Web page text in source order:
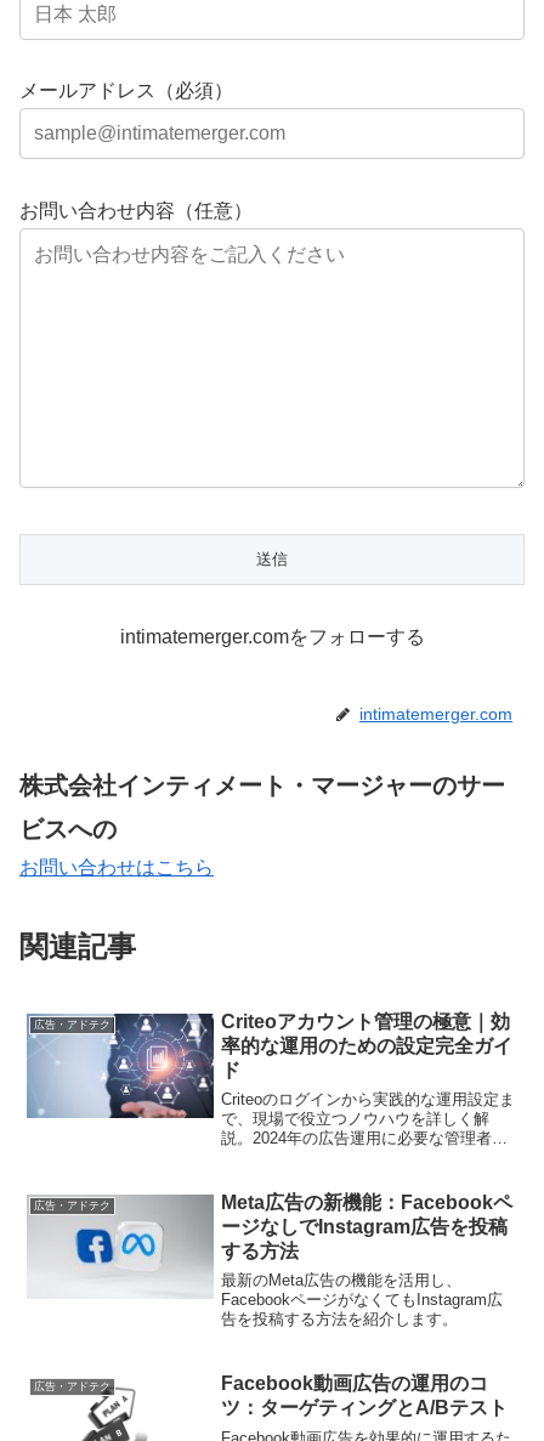
メールアドレス（必須）
お問い合わせ内容（任意）
intimatemerger.comをフォローする
intimatemerger.com
株式会社インティメート・マージャーのサー
ビスへの
お問い合わせはこちら
関連記事
広告・アドテク
Criteoアカウント管理の極意｜効
率的な運用のための設定完全ガイ
ド
Criteoのログインから実践的な運用設定ま
で、現場で役立つノウハウを詳しく解
説。2024年の広告運用に必要な管理者視
広告・アドテク
Meta広告の新機能：Facebookペ
ージなしでInstagram広告を投稿
する方法
最新のMeta広告の機能を活用し、
FacebookページがなくてもInstagram広
告を投稿する方法を紹介します。
広告・アドテク
Facebook動画広告の運用のコ
ツ：ターゲティングとA/Bテスト